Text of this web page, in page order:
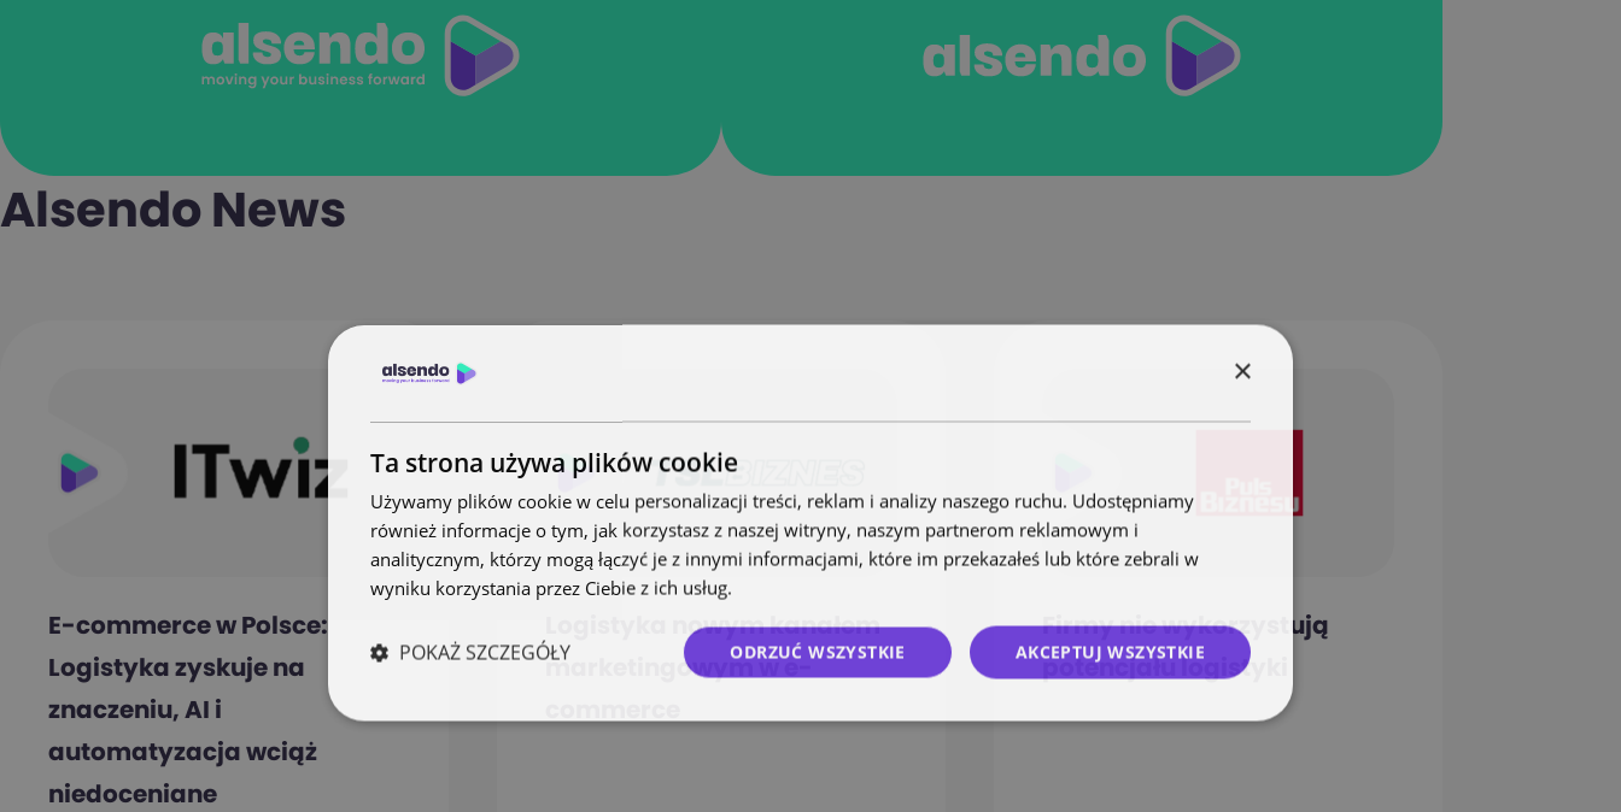
Alsendo News
E-commerce w Polsce:
Logistyka zyskuje na
znaczeniu, AI i
automatyzacja wciąż
niedoceniane
Logistyka nowym kanałem
marketingowym w e-
Firmy nie wykorzystują
potencjału logistyki
×
Ta strona używa plików cookie
Używamy plików cookie w celu personalizacji treści, reklam i analizy naszego ruchu. Udostępniamy
również informacje o tym, jak korzystasz z naszej witryny, naszym partnerom reklamowym i
analitycznym, którzy mogą łączyć je z innymi informacjami, które im przekazałeś lub które zebrali w
wyniku korzystania przez Ciebie z ich usług.
AKCEPTUJ WSZYSTKIE
ODRZUĆ WSZYSTKIE
POKAŻ SZCZEGÓŁY